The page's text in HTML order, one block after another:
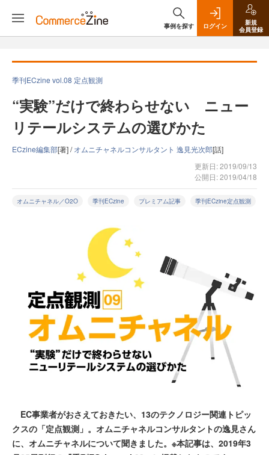
事例を探す ログイン
新規
会員登録
季刊ECzine vol.08 定点観測
“実験”だけで終わらせない ニュー
リテールシステムの選びかた
ECzine編集部[著] /オムニチャネルコンサルタント 逸見光次郎[話]
更新日: 2019/09/13
公開日: 2019/04/18
オムニチャネル／O2O 季刊ECzine プレミアム記事 季刊ECzine定点観測
EC事業者がおさえておきたい、13のテクノロジー関連トピッ
クスの「定点観測」。オムニチャネルコンサルタントの逸見さん
に、オムニチャネルについて聞きました。※本記事は、2019年3